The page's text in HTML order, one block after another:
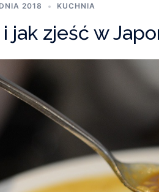
2018 KUCHNIA
i jak zjeść w